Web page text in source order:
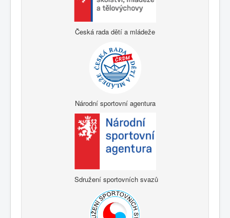
Česká rada dětí a mládeže
Národní sportovní agentura
Sdružení sportovních svazů